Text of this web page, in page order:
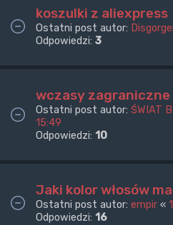
koszulki z aliexpress
Ostatni post autor:
Odpowiedzi: 3
wczasy zagraniczne
Ostatni post autor: ŚWIAT
15:49
Odpowiedzi: 10
Jaki kolor włosów
Ostatni post autor: empir «
Odpowiedzi: 16